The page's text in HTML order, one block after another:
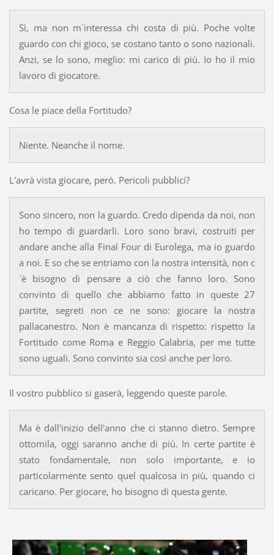
Sì, ma non m´interessa chi costa di più. Poche volte
guardo con chi gioco, se costano tanto o sono nazionali.
Anzi, se lo sono, meglio: mi carico di più. Io ho il mio
lavoro di giocatore.
Cosa le piace della Fortitudo?
Niente. Neanche il nome.
L'avrà vista giocare, però. Pericoli pubblici?
Sono sincero, non la guardo. Credo dipenda da noi, non
ho tempo di guardarli. Loro sono bravi, costruiti per
andare anche alla Final Four di Eurolega, ma io guardo
a noi. E so che se entriamo con la nostra intensità, non c
´è bisogno di pensare a ciò che fanno loro. Sono
convinto di quello che abbiamo fatto in queste 27
partite, segreti non ce ne sono: giocare la nostra
pallacanestro. Non è mancanza di rispetto: rispetto la
Fortitudo come Roma e Reggio Calabria, per me tutte
sono uguali. Sono convinto sia così anche per loro.
Il vostro pubblico si gaserà, leggendo queste parole.
Ma è dall'inizio dell'anno che ci stanno dietro. Sempre
ottomila, oggi saranno anche di più. In certe partite è
stato fondamentale, non solo importante, e io
particolarmente sento quel qualcosa in più, quando ci
caricano. Per giocare, ho bisogno di questa gente.